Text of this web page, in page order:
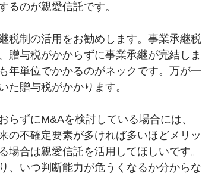
るのが親愛信託です。
税制の活用をお勧めします。事業承継税
贈与税がかからずに事業承継が完結しま
年単位でかかるのがネックです。万が一
た贈与税がかかります。
ずにM&Aを検討している場合には、
の不確定要素が多ければ多いほどメリッ
場合は親愛信託を活用してほしいです。
、いつ判断能力が危うくなるか分からな